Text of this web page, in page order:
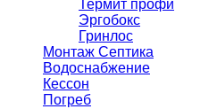
Термит профи
Эргобокс
Гринлос
Монтаж Септика
Водоснабжение
Кессон
Погреб